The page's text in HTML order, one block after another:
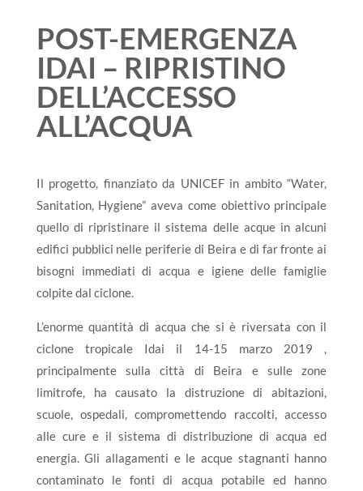
POST-EMERGENZA
IDAI – RIPRISTINO
DELL’ACCESSO
ALL’ACQUA
Il progetto, finanziato da UNICEF in ambito “Water,
Sanitation, Hygiene” aveva come obiettivo principale
quello di ripristinare il sistema delle acque in alcuni
edifici pubblici nelle periferie di Beira e di far fronte ai
bisogni immediati di acqua e igiene delle famiglie
colpite dal ciclone.
L’enorme quantità di acqua che si è riversata con il
ciclone tropicale Idai il 14-15 marzo 2019 ,
principalmente sulla città di Beira e sulle zone
limitrofe, ha causato la distruzione di abitazioni,
scuole, ospedali, compromettendo raccolti, accesso
alle cure e il sistema di distribuzione di acqua ed
energia. Gli allagamenti e le acque stagnanti hanno
contaminato le fonti di acqua potabile ed hanno